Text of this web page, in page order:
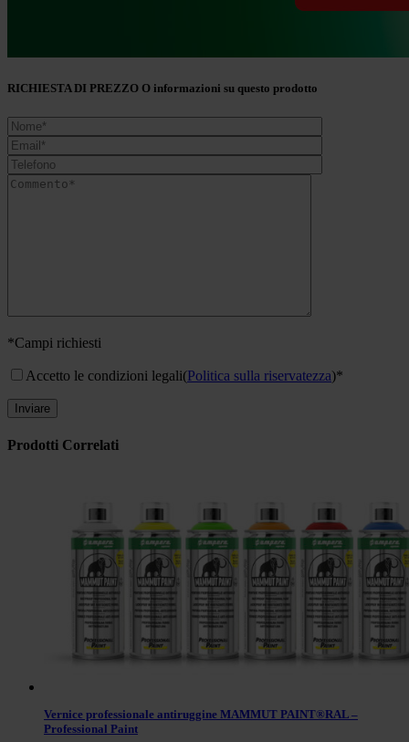
RICHIESTA DI PREZZO O informazioni su questo prodotto
*Campi richiesti
Accetto le condizioni legali(Politica sulla riservatezza)*
Prodotti Correlati
Vernice professionale antiruggine MAMMUT PAINT®RAL –
Professional Paint